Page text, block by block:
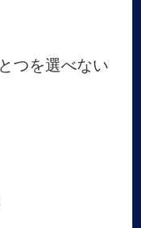
つを選べない